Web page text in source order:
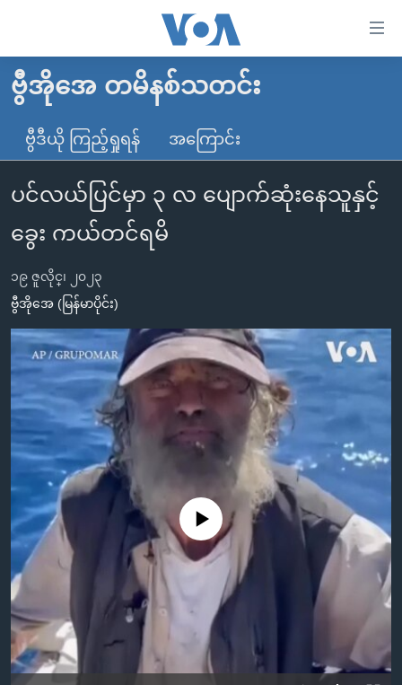
လွယ်ကူ
စေ
သည့်
Link
များ
ပင်မ
သို့
ကျော်
ကြည့်
အ
ညွန်း
စာမျက်နှာ
ကျော်
ကြည့်
ရန်
ရှာဖွေ
ရန်
နေရာ
သို့
ကျော်
မူလစာမျက်နှာ
မြန်မာ
ကမ္ဘာ့သတင်းများ
နိုင်ငံတကာ
အစ္စရေး-ပါလက်စတိုင်း
ဗွီဒီယို
သတင်းလွတ်လပ်ခွင့်
ရပ်ဝန်းတခု လမ်းတခု အလွန်
အင်္ဂလိပ်စာလေ့လာမယ်
မကြေးမုံရဲ့ အင်္ဂလိပ်စာ
ရုပ်ရှင်ထဲက အင်္ဂလိပ်စာ
သုတပဒေသာ အင်္ဂလိပ်စာ
ရေဒီယို
တီဗွီ
ရေဒီယိုနှင့်ရုပ်သံ အချက်အလက်များ
ရေဒီယို/တီဗွီအစီအစဉ်
Learning English
ဗွီအိုအေ လူမှုကွန်ယက်များ
ဘာသာစကားများ
ဗွီအိုအေ တမိနစ်သတင်း
ဗွီဒီယို ကြည့်ရှုရန် အကြောင်း
ပင်လယ်ပြင်မှာ ၃ လ ပျောက်ဆုံးနေသူနှင့်
ခွေး ကယ်တင်ရမိ
၁၉ ဇူလိုင္၊ ၂၀၂၃
ဗွီအိုအေ (မြန်မာပိုင်း)
No media source currently available